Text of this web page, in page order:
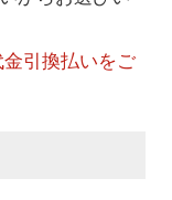
引換払いをご